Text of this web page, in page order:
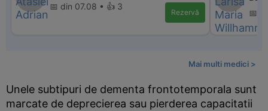
📅 din 07.08 • 👍 3
Rezervă
📅
Mai multi medici >
Unele subtipuri de dementa frontotemporala sunt
marcate de deprecierea sau pierderea capacitatii